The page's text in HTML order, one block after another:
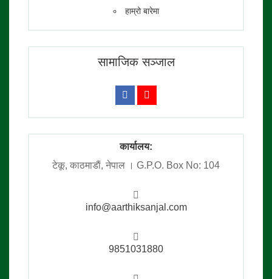
हाम्रो बारेमा
सामाजिक सञ्जाल
कार्यालय:
टेकू, काठमाडाैं, नेपाल । G.P.O. Box No: 104
info@aarthiksanjal.com
9851031880